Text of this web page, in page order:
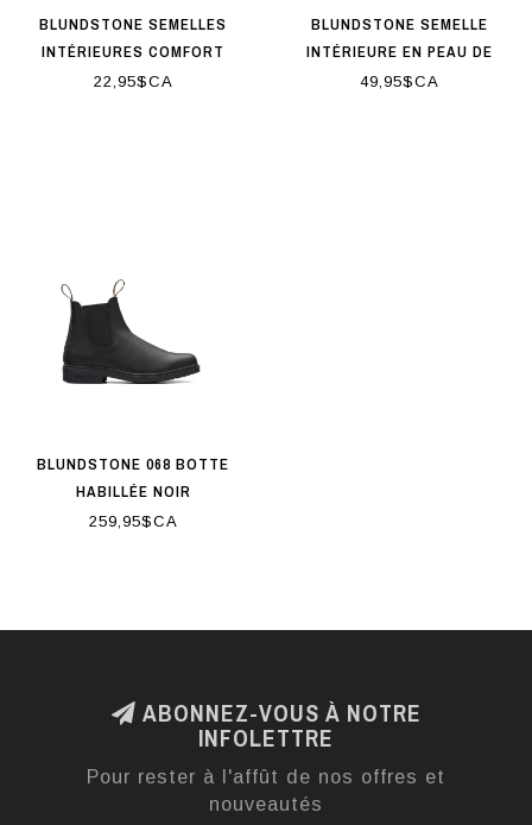
BLUNDSTONE SEMELLES
INTÉRIEURES COMFORT
CLASSICS
22,95$CA
BLUNDSTONE SEMELLE
INTÉRIEURE EN PEAU DE
MOUTON
49,95$CA
BLUNDSTONE 068 BOTTE
HABILLÉE NOIR
259,95$CA
ABONNEZ-VOUS À NOTRE
INFOLETTRE
Pour rester à l'affût de nos offres et
nouveautés